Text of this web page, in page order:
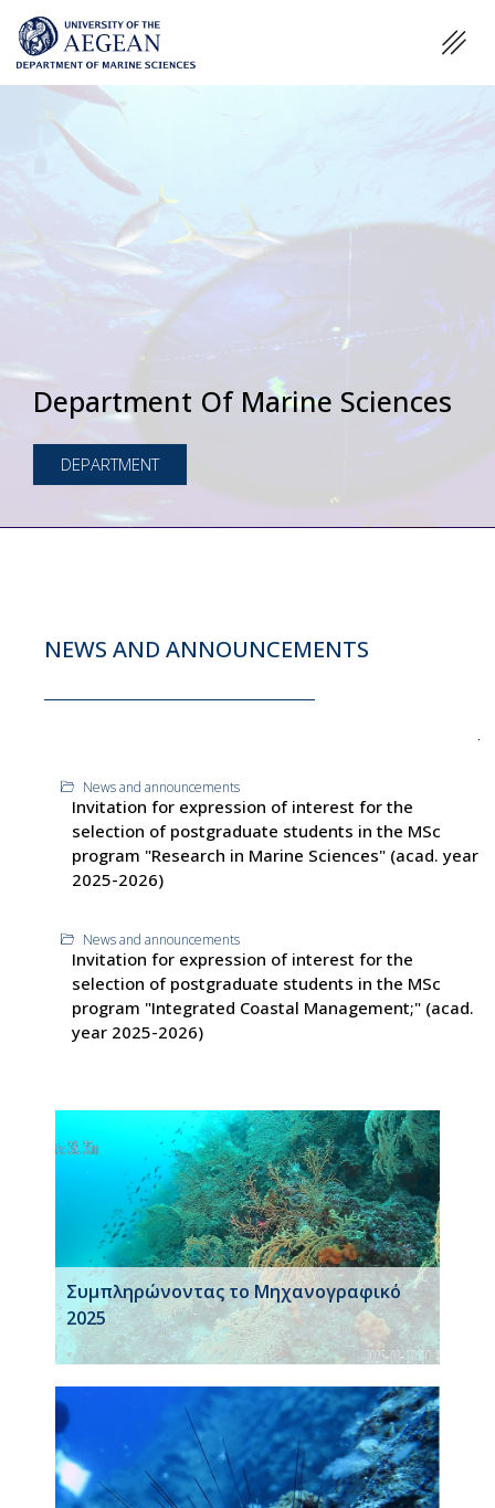
Department Of Marine Sciences
DEPARTMENT
NEWS AND ANNOUNCEMENTS
News and announcements
Invitation for expression of interest for the
selection of postgraduate students in the MSc
program "Research in Marine Sciences" (acad. year
2025-2026)
News and announcements
Invitation for expression of interest for the
selection of postgraduate students in the MSc
program "Integrated Coastal Management;" (acad.
year 2025-2026)
Συμπληρώνοντας το Μηχανογραφικό
2025